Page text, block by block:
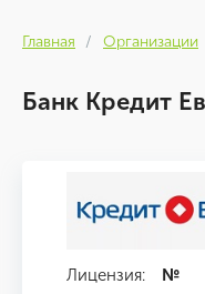
Главная Организации
Банк Кредит
Лицензия: №